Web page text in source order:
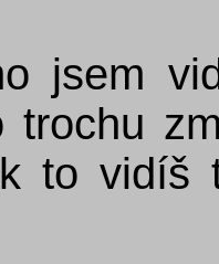
jsem
trochu
to vidíš